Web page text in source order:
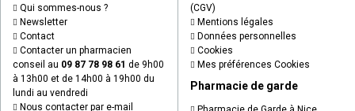
Qui sommes-nous ?
Newsletter
Contact
Contacter un pharmacien
conseil au 09 87 78 98 61 de 9h00
à 13h00 et de 14h00 à 19h00 du
lundi au vendredi
Nous contacter par e-mail
(CGV)
Mentions légales
Données personnelles
Cookies
Mes préférences Cookies
Pharmacie de garde